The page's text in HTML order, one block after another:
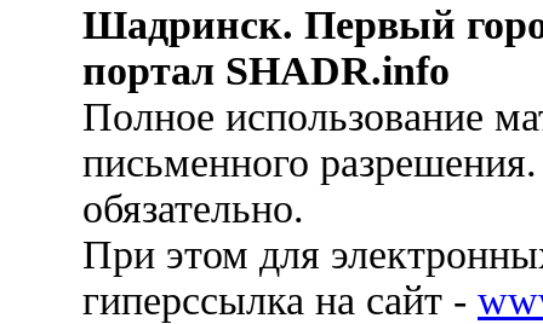
Шадринск. Первый
портал SHADR.info
Полное использование
письменного
обязательно.
При этом для
гиперссылка на сайт -